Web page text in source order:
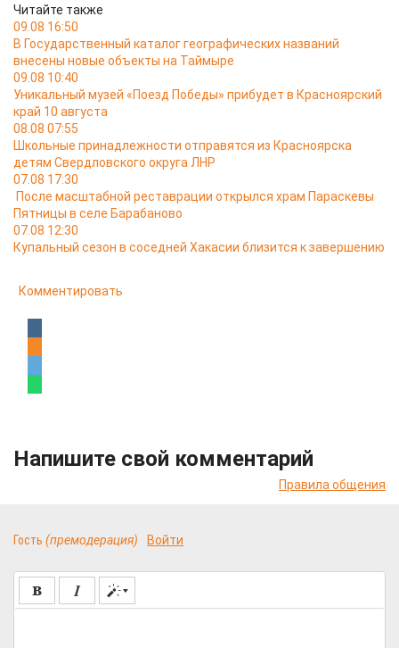
Читайте также
09.08 16:50
В Государственный каталог географических названий
внесены новые объекты на Таймыре
09.08 10:40
Уникальный музей «Поезд Победы» прибудет в Красноярский
край 10 августа
08.08 07:55
Школьные принадлежности отправятся из Красноярска
детям Свердловского округа ЛНР
07.08 17:30
После масштабной реставрации открылся храм Параскевы
Пятницы в селе Барабаново
07.08 12:30
Купальный сезон в соседней Хакасии близится к завершению
Комментировать
Напишите свой комментарий
Правила общения
Гость (премодерация) Войти